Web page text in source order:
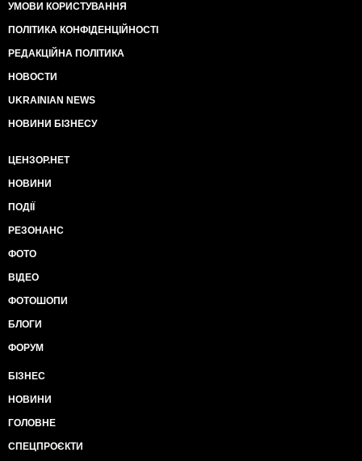
УМОВИ КОРИСТУВАННЯ
ПОЛІТИКА КОНФІДЕНЦІЙНОСТІ
РЕДАКЦІЙНА ПОЛІТИКА
НОВОСТИ
UKRAINIAN NEWS
НОВИНИ БІЗНЕСУ
ЦЕНЗОР.НЕТ
НОВИНИ
ПОДІЇ
РЕЗОНАНС
ФОТО
ВІДЕО
ФОТОШОПИ
БЛОГИ
ФОРУМ
БІЗНЕС
НОВИНИ
ГОЛОВНЕ
СПЕЦПРОЄКТИ